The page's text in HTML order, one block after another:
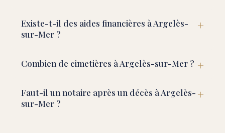
Existe-t-il des aides financières à Argelès-
sur-Mer ?
Combien de cimetières à Argelès-sur-Mer ?
Faut-il un notaire après un décès à Argelès-
sur-Mer ?